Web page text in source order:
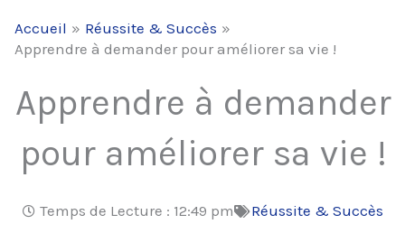
Accueil
Réussite & Succès
Apprendre à demander pour améliorer sa vie !
Apprendre à demander
pour améliorer sa vie !
Temps de Lecture : 12:49 pm Réussite & Succès